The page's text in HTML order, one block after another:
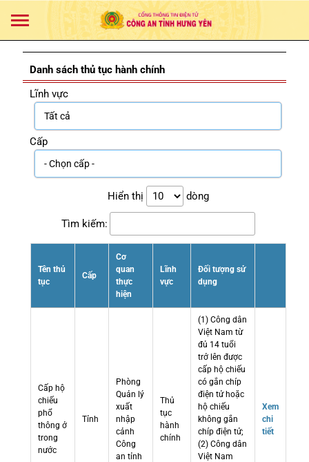
Danh sách thủ tục hành chính
Lĩnh vực
Cấp
Hiển thị dòng
Tìm kiếm:
Tên thủ
tục
Cấp
Cơ
quan
thực
hiện
Lĩnh
vực
Đối tượng sử
dụng
Cấp hộ
chiếu
phổ
thông ở
trong
nước
Tỉnh
Phòng
Quản lý
xuất
nhập
cảnh
Công
an tỉnh
Thủ
tục
hành
chính
(1) Công dân
Việt Nam từ
đủ 14 tuổi
trở lên được
cấp hộ chiếu
có gắn chíp
điện tử hoặc
hộ chiếu
không gắn
chíp điện tử;
(2) Công dân
Việt Nam
Xem
chi
tiết